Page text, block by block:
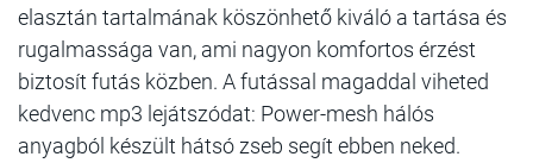
elasztán tartalmának köszönhető kiváló a tartása és
rugalmassága van, ami nagyon komfortos érzést
biztosít futás közben. A futással magaddal viheted
kedvenc mp3 lejátszódat: Power-mesh hálós
anyagból készült hátsó zseb segít ebben neked.